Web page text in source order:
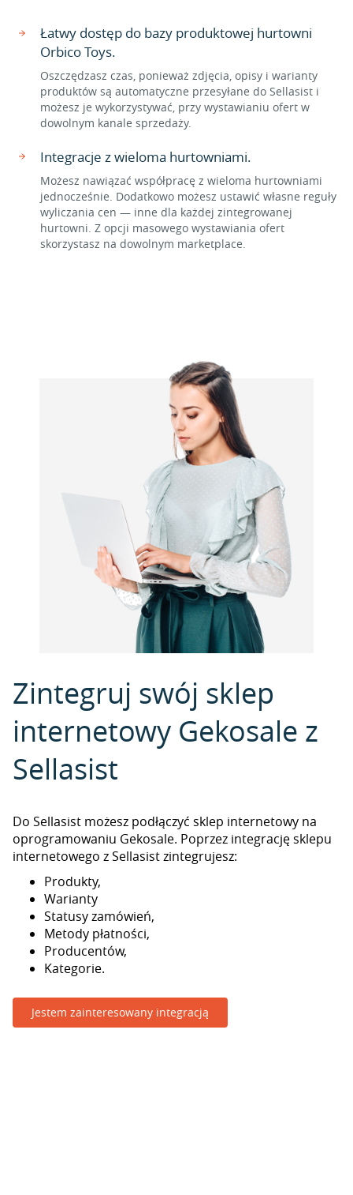
Łatwy dostęp do bazy produktowej hurtowni
Orbico Toys.
Oszczędzasz czas, ponieważ zdjęcia, opisy i warianty
produktów są automatyczne przesyłane do Sellasist i
możesz je wykorzystywać, przy wystawianiu ofert w
dowolnym kanale sprzedaży.
Integracje z wieloma hurtowniami.
Możesz nawiązać współpracę z wieloma hurtowniami
jednocześnie. Dodatkowo możesz ustawić własne reguły
wyliczania cen — inne dla każdej zintegrowanej
hurtowni. Z opcji masowego wystawiania ofert
skorzystasz na dowolnym marketplace.
Zintegruj swój sklep
internetowy Gekosale z
Sellasist
Do Sellasist możesz podłączyć sklep internetowy na
oprogramowaniu Gekosale. Poprzez integrację sklepu
internetowego z Sellasist zintegrujesz:
Produkty,
Warianty
Statusy zamówień,
Metody płatności,
Producentów,
Kategorie.
Jestem zainteresowany integracją